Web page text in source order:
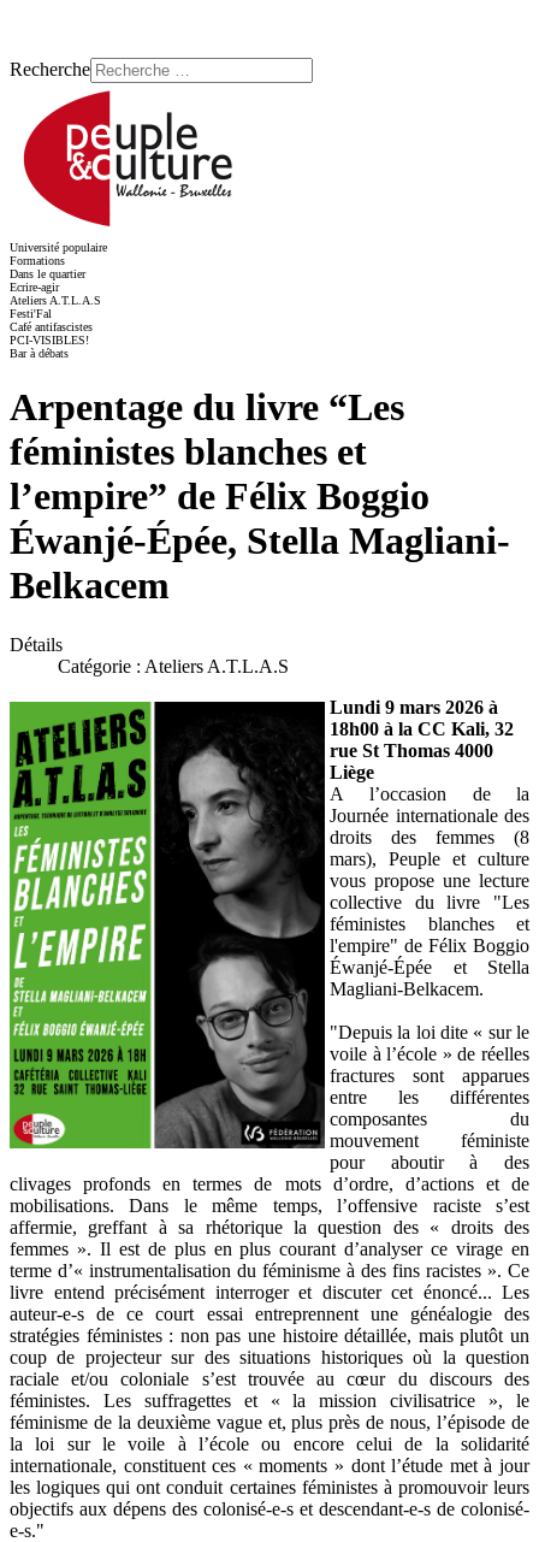
Recherche
Université populaire
Formations
Dans le quartier
Ecrire-agir
Ateliers A.T.L.A.S
Festi'Fal
Café antifascistes
PCI-VISIBLES!
Bar à débats
Arpentage du livre “Les
féministes blanches et
l’empire” de Félix Boggio
Éwanjé-Épée, Stella Magliani-
Belkacem
Détails
Catégorie : Ateliers A.T.L.A.S
Lundi 9 mars 2026 à
18h00 à la CC Kali, 32
rue St Thomas 4000
Liège
A l’occasion de la
Journée internationale des
droits des femmes (8
mars), Peuple et culture
vous propose une lecture
collective du livre "Les
féministes blanches et
l'empire" de Félix Boggio
Éwanjé-Épée et Stella
Magliani-Belkacem.
"Depuis la loi dite « sur le
voile à l’école » de réelles
fractures sont apparues
entre les différentes
composantes du
mouvement féministe
pour aboutir à des
clivages profonds en termes de mots d’ordre, d’actions et de
mobilisations. Dans le même temps, l’offensive raciste s’est
affermie, greffant à sa rhétorique la question des « droits des
femmes ». Il est de plus en plus courant d’analyser ce virage en
terme d’« instrumentalisation du féminisme à des fins racistes ». Ce
livre entend précisément interroger et discuter cet énoncé... Les
auteur-e-s de ce court essai entreprennent une généalogie des
stratégies féministes : non pas une histoire détaillée, mais plutôt un
coup de projecteur sur des situations historiques où la question
raciale et/ou coloniale s’est trouvée au cœur du discours des
féministes. Les suffragettes et « la mission civilisatrice », le
féminisme de la deuxième vague et, plus près de nous, l’épisode de
la loi sur le voile à l’école ou encore celui de la solidarité
internationale, constituent ces « moments » dont l’étude met à jour
les logiques qui ont conduit certaines féministes à promouvoir leurs
objectifs aux dépens des colonisé-e-s et descendant-e-s de colonisé-
e-s."